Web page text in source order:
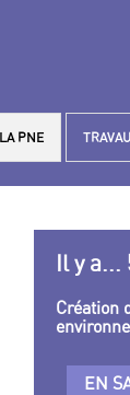
PNE
Il y a...
Création
EN